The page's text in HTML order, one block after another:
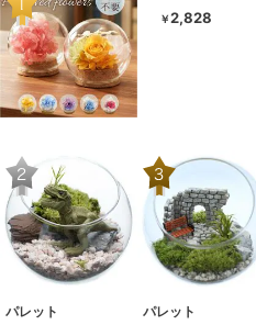
￥2,828
パレット パレット